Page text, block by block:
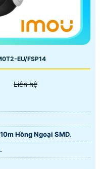
EU/FSP14
Liên hệ
Hồng Ngoại SMD.